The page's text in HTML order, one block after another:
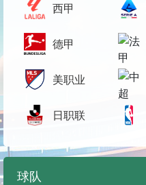
西甲
德甲
美职业
日职联
球队